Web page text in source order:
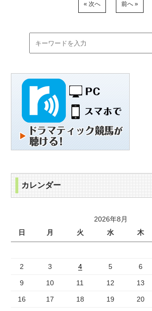
« 次へ 前へ »
カレンダー
2026年8月
日
月 火 水 木
2 3 4 5 6
9 10 11 12 13
16 17 18 19 20